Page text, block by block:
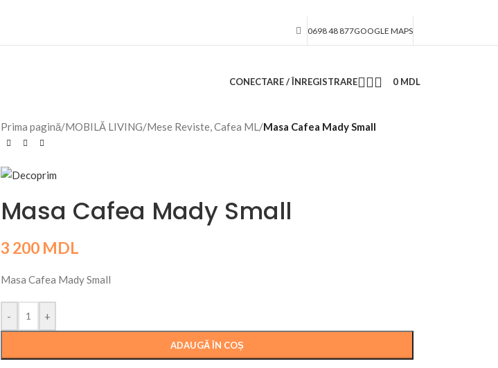
0698 48 877GOOGLE MAPS
CONECTARE / ÎNREGISTRARE 0 MDL
Prima pagină/MOBILĂ LIVING/Mese Reviste, Cafea ML/Masa Cafea Mady Small
Masa Cafea Mady Small
3 200 MDL
Masa Cafea Mady Small
- +
ADAUGĂ ÎN COȘ